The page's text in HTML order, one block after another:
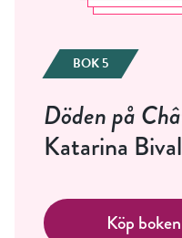
BOK 5
Döden på
Katarina
Köp boken